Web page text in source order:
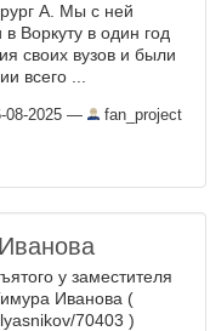
А. Мы с ней
Воркуту в один год
своих вузов и были
всего ...
08-2025 — fan_project
у заместителя
Иванова (
70403 )